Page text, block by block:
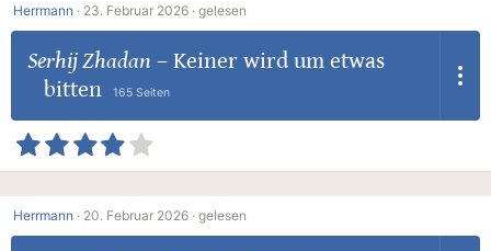
Herrmann · 23. Februar 2026 · gelesen
Serhij Zhadan – Keiner wird um etwas
bitten
165 Seiten
Herrmann · 20. Februar 2026 · gelesen